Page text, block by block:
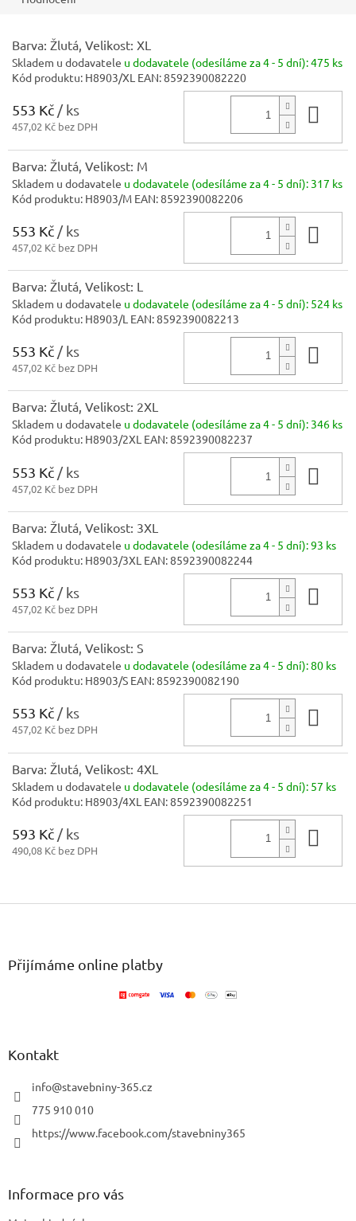
Barva: Žlutá, Velikost: XL
Skladem u dodavatele u dodavatele (odesíláme za 4 - 5 dní):475 ks
Kód produktu: H8903/XL EAN:8592390082220
553 Kč / ks
457,02 Kč bez DPH
Barva: Žlutá, Velikost: M
Skladem u dodavatele u dodavatele (odesíláme za 4 - 5 dní): 317 ks
Kód produktu: H8903/M EAN:8592390082206
553 Kč / ks
457,02 Kč bez DPH
Barva: Žlutá, Velikost: L
Skladem u dodavatele u dodavatele (odesíláme za 4 - 5 dní): 524 ks
Kód produktu: H8903/L EAN:8592390082213
553 Kč / ks
457,02 Kč bez DPH
Barva: Žlutá, Velikost: 2XL
Skladem u dodavatele u dodavatele (odesíláme za 4 - 5 dní): 346 ks
Kód produktu: H8903/2XL EAN:8592390082237
553 Kč / ks
457,02 Kč bez DPH
Barva: Žlutá, Velikost: 3XL
Skladem u dodavatele u dodavatele (odesíláme za 4 - 5 dní):93 ks
Kód produktu: H8903/3XL EAN:8592390082244
553 Kč / ks
457,02 Kč bez DPH
Barva: Žlutá, Velikost: S
Skladem u dodavatele u dodavatele (odesíláme za 4 - 5 dní):80 ks
Kód produktu: H8903/S EAN:8592390082190
553 Kč / ks
457,02 Kč bez DPH
Barva: Žlutá, Velikost: 4XL
Skladem u dodavatele u dodavatele (odesíláme za 4 - 5 dní): 57 ks
Kód produktu: H8903/4XL EAN:8592390082251
593 Kč / ks
490,08 Kč bez DPH
Z
Přijímáme online platby
Kontakt
info@stavebniny-365.cz
775 910 010
https://www.facebook.com/stavebniny365
Informace pro vás